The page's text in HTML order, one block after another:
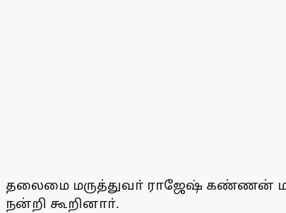
தலைமை மருத்துவா் ராஜேஷ் கண்ணன்
நன்றி கூறினாா்.